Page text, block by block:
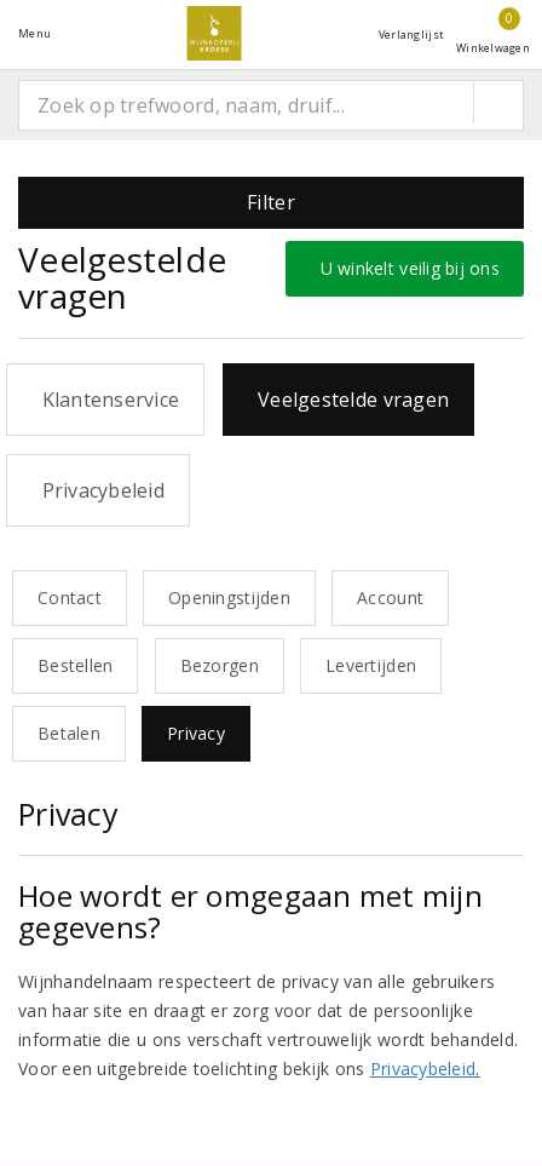
Menu Verlanglijst
0
Winkelwagen
Filter
U winkelt veilig bij ons
Veelgestelde
vragen
Klantenservice Veelgestelde vragen
Privacybeleid
Contact Openingstijden Account
Bestellen Bezorgen Levertijden
Betalen Privacy
Privacy
Hoe wordt er omgegaan met mijn
gegevens?
Wijnhandelnaam respecteert de privacy van alle gebruikers
van haar site en draagt er zorg voor dat de persoonlijke
informatie die u ons verschaft vertrouwelijk wordt behandeld.
Voor een uitgebreide toelichting bekijk ons Privacybeleid.